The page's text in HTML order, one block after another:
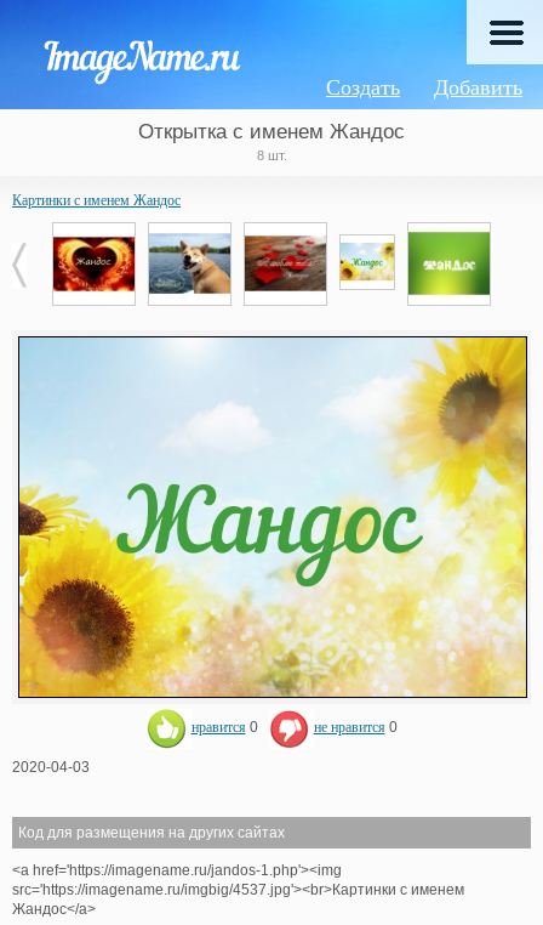
Добавить
Создать
Открытка с именем Жандос
8 шт.
Картинки с именем Жандос
нравится 0 не нравится 0
2020-04-03
Код для размещения на других сайтах
<a href='https://imagename.ru/jandos-1.php'><img
src='https://imagename.ru/imgbig/4537.jpg'><br>Картинки с именем
Жандос</a>